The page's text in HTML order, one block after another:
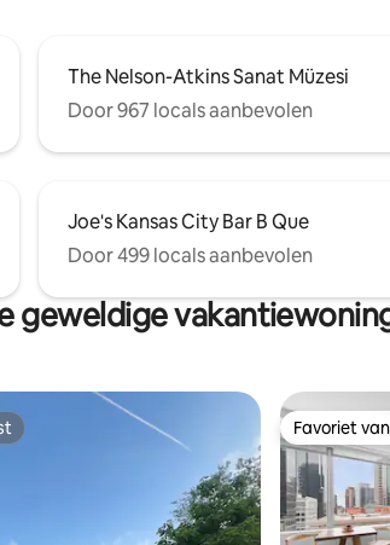
The Nelson-Atkins Sanat Müzesi
Door 967 locals aanbevolen
Joe's Kansas City Bar B Que
Door 499 locals aanbevolen
geweldige
Favoriet
Favoriet